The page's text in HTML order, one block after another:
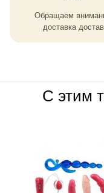
Обращаем
доставка
С этим